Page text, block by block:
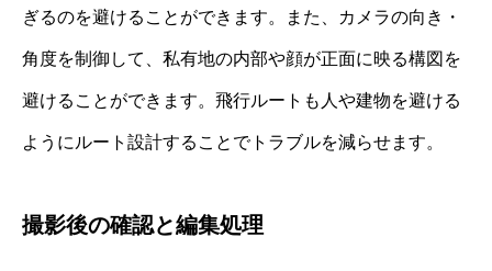
ぎるのを避けることができます。また、カメラの向き・
角度を制御して、私有地の内部や顔が正面に映る構図を
避けることができます。飛行ルートも人や建物を避ける
ようにルート設計することでトラブルを減らせます。
撮影後の確認と編集処理